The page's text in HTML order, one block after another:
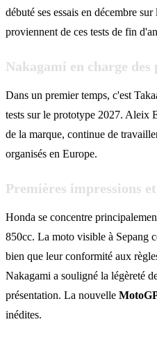
débuté ses essais en décembre
proviennent de ces tests de fin
Nakagami en charge des
Dans un premier temps, c'est
tests sur le prototype 2027. Aleix
de la marque, continue de
organisés en Europe.
Premières impressions
Honda se concentre
850cc. La moto visible à Sepang
bien que leur conformité aux
Nakagami a souligné la légèreté
présentation. La nouvelle
inédites.